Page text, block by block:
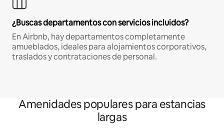
¿Buscas departamentos con servicios incluidos?
En Airbnb, hay departamentos completamente
amueblados, ideales para alojamientos corporativos,
traslados y contrataciones de personal.
Amenidades populares para estancias
largas